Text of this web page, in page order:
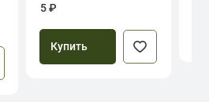
5 ₽
Купить